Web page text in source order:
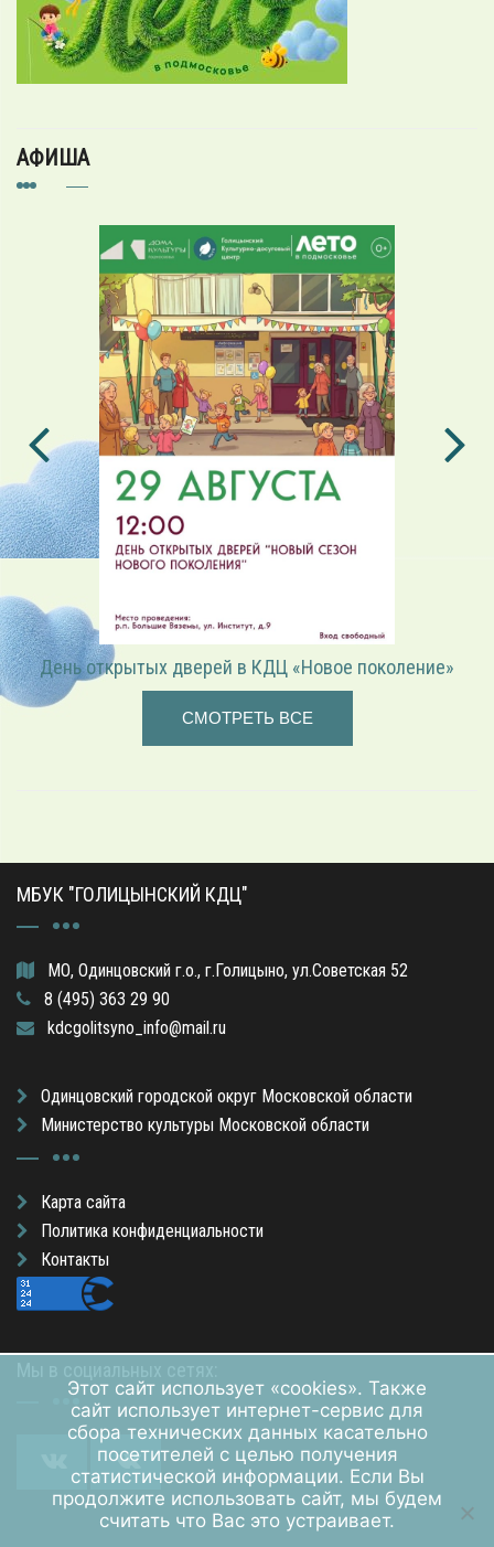
АФИША
День открытых дверей в КДЦ «Новое поколение»
СМОТРЕТЬ ВСЕ
МБУК "ГОЛИЦЫНСКИЙ КДЦ"
МО, Одинцовский г.о., г.Голицыно, ул.Советская 52
8 (495) 363 29 90
kdcgolitsyno_info@mail.ru
Одинцовский городской округ Московской области
Министерство культуры Московской области
Карта сайта
Политика конфиденциальности
Контакты
Этот сайт использует «cookies». Также
сайт использует интернет-сервис для
сбора технических данных касательно
посетителей с целью получения
статистической информации. Если Вы
продолжите использовать сайт, мы будем
считать что Вас это устраивает.